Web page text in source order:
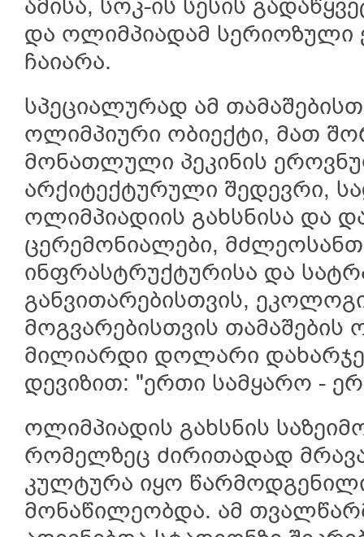
ამისა, სოკ-ის სესის
და ოლიმპიადამ სერიოზული
ჩაიარა.
სპეციალურად ამ
ოლიმპიური ობიექტი, მათ
მონათლული პეკინის
არქიტექტურული შედევრი,
ოლიმპიადიის გახსნისა და
ცერემონიალები,
ინფრასტრუქტურისა და
განვითარებისთვის,
მოგვარებისთვის თამაშების
მილიარდი დოლარი
დევიზით: "ერთი სამყარო -
ოლიმპიადის გახსნის
რომელზეც ძირითადად
კულტურა იყო
მონაწილეობდა. ამ